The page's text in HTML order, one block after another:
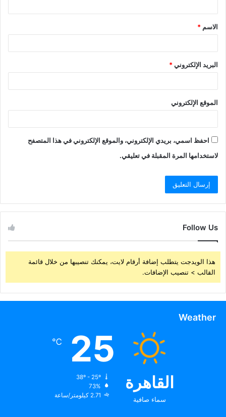
ق
*
الاسم *
البريد الإلكتروني*
الموقع الإلكتروني
احفظ اسمي، بريدي الإلكتروني، والموقع الإلكتروني في هذا المتصفح
لاستخدامها المرة المقبلة في تعليقي.
Follow Us
هذا الويدجت يتطلب إضافة أرقام لايت، يمكنك تنصيبها من خلال قائمة
القالب > تنصيب الإضافات.
Weather
القاهرة
سماء صافية
25
℃
73%
2.71 كيلومتر/ساعة